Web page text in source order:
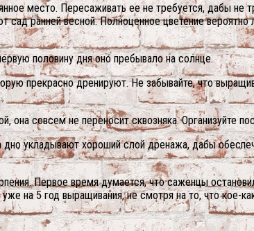
место. Пересаживать ее не требуется, дабы не
ранней весной. Полноценное цветение
половину дня оно пребывало на солнце.
прекрасно дренируют. Не забывайте, что
совсем не переносит сквозняка. Организуйте
укладывают хороший слой дренажа, дабы
Первое время думается, что саженцы
на 5 год выращивания, не смотря на то, что кое-